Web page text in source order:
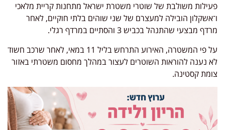
פעילות משולבת של שוטרי משטרת ישראל מתחנותקריית מלאכי
ו־אשקלון הובילה למעצרם של שני שוהים בלתי חוקיים, לאחר
מרדף מבצעי שהתנהל בכביש 3 והסתיים במרדף רגלי.
על פי המשטרה, האירוע התרחש בליל 11 במאי, לאחר שרכב חשוד
לא נענה להוראות השוטרים לעצור במהלך מחסום משטרתי באזור
צומת קסטינה.